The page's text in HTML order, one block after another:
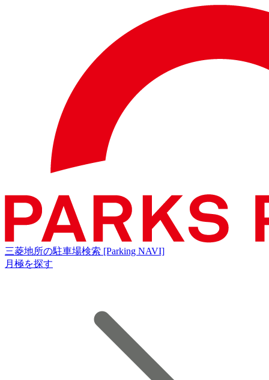
三菱地所の駐車場検索 [Parking NAVI]
月極を探す